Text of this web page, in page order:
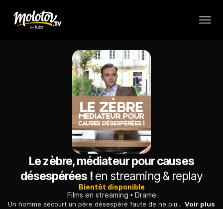
Le zèbre, médiateur pour causes
désespérées !en streaming & replay
Bientôt disponible
Films en streaming
Drame
Un homme secourt un père désespéré faute de ne plus voir ses enfants. Il convainc, ensuite, la mère de laisser les enfants voir leur père et aide le couple. Voir plus